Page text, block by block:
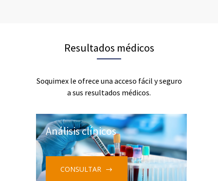
Resultados médicos
Soquimex le ofrece una acceso fácil y seguro
a sus resultados médicos.
Análisis clínicos
CONSULTAR